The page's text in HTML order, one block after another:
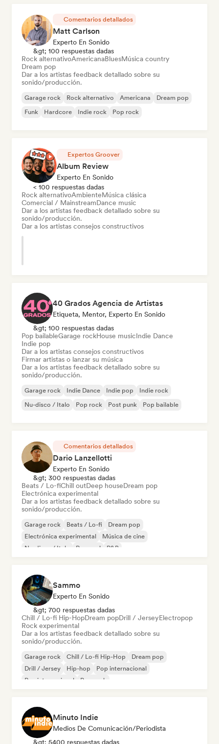
Comentarios detallados
Matt Carlson
Experto En Sonido
&gt; 100 respuestas dadas
Rock alternativoAmericanaBluesMúsica country
Dream pop
Dar a los artistas feedback detallado sobre su
sonido/producción.
Garage rock Rock alternativo Americana
Dream pop
Funk
Hardcore Indie rock Pop rock
Expertos Groover
Album Review
Experto En Sonido
< 100 respuestas dadas
Rock alternativoAmbienteMúsica clásica
Comercial / MainstreamDance music
Dar a los artistas feedback detallado sobre su
sonido/producción.
Dar a los artistas consejos constructivos
40 Grados Agencia de Artistas
Etiqueta, Mentor, Experto En Sonido
&gt; 100 respuestas dadas
Pop bailableGarage rockHouse musicIndie Dance
Indie pop
Dar a los artistas consejos constructivos
Firmar artistas o lanzar su música
Dar a los artistas feedback detallado sobre su
sonido/producción.
Garage rock Indie Dance Indie pop
Indie rock
Nu-disco / Italo
Pop rock Post punk Pop bailable
Comentarios detallados
Dario Lanzellotti
Experto En Sonido
&gt; 300 respuestas dadas
Beats / Lo-fiChill outDeep houseDream pop
Electrónica experimental
Dar a los artistas feedback detallado sobre su
sonido/producción.
Garage rock Beats / Lo-fi
Dream pop
Electrónica experimental
Música de cine
Nu-disco / Italo
Pop soul R&B
Sammo
Experto En Sonido
&gt; 700 respuestas dadas
Chill / Lo-fi Hip-HopDream popDrill / JerseyElectropop
Rock experimental
Dar a los artistas feedback detallado sobre su
sonido/producción.
Garage rock Chill / Lo-fi Hip-Hop
Dream pop
Drill / Jersey
Hip-hop
Pop internacional
Rap internacional
Pop rock
Minuto Indie
Medios De Comunicación/Periodista
&gt; 5400 respuestas dadas